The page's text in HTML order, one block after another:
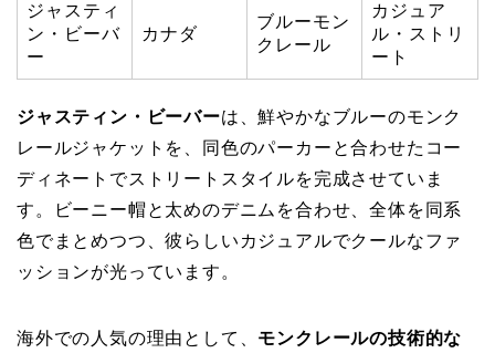
ジャスティ
ン・ビーバ
ー
カナダ
ブルーモン
クレール
カジュア
ル・ストリ
ート
ジャスティン・ビーバーは、鮮やかなブルーのモンク
レールジャケットを、同色のパーカーと合わせたコー
ディネートでストリートスタイルを完成させていま
す。ビーニー帽と太めのデニムを合わせ、全体を同系
色でまとめつつ、彼らしいカジュアルでクールなファ
ッションが光っています。
海外での人気の理由として、 モンクレールの技術的な